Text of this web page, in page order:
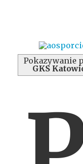
Pokazywanie
GKS